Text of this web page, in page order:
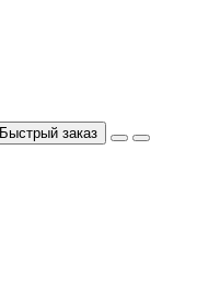
Быстрый заказ